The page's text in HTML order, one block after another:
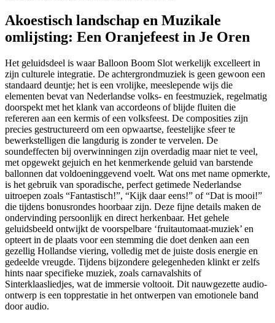
Akoestisch landschap en Muzikale
omlijsting: Een Oranjefeest in Je Oren
Het geluidsdeel is waar Balloon Boom Slot werkelijk excelleert in
zijn culturele integratie. De achtergrondmuziek is geen gewoon een
standaard deuntje; het is een vrolijke, meeslepende wijs die
elementen bevat van Nederlandse volks- en feestmuziek, regelmatig
doorspekt met het klank van accordeons of blijde fluiten die
refereren aan een kermis of een volksfeest. De composities zijn
precies gestructureerd om een opwaartse, feestelijke sfeer te
bewerkstelligen die langdurig is zonder te vervelen. De
soundeffecten bij overwinningen zijn overdadig maar niet te veel,
met opgewekt gejuich en het kenmerkende geluid van barstende
ballonnen dat voldoeninggevend voelt. Wat ons met name opmerkte,
is het gebruik van sporadische, perfect getimede Nederlandse
uitroepen zoals “Fantastisch!”, “Kijk daar eens!” of “Dat is mooi!”
die tijdens bonusrondes hoorbaar zijn. Deze fijne details maken de
ondervinding persoonlijk en direct herkenbaar. Het gehele
geluidsbeeld ontwijkt de voorspelbare ‘fruitautomaat-muziek’ en
opteert in de plaats voor een stemming die doet denken aan een
gezellig Hollandse viering, volledig met de juiste dosis energie en
gedeelde vreugde. Tijdens bijzondere gelegenheden klinkt er zelfs
hints naar specifieke muziek, zoals carnavalshits of
Sinterklaasliedjes, wat de immersie voltooit. Dit nauwgezette audio-
ontwerp is een topprestatie in het ontwerpen van emotionele band
door audio.